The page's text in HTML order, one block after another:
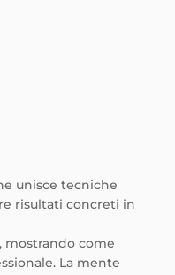
unisce tecniche
risultati concreti in
mostrando come
La mente